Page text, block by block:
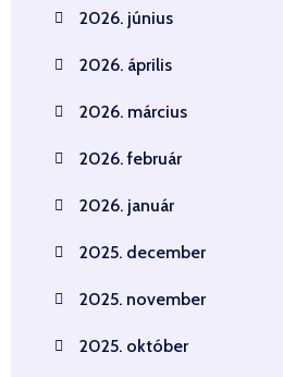
2026. június
2026. április
2026. március
2026. február
2026. január
2025. december
2025. november
2025. október